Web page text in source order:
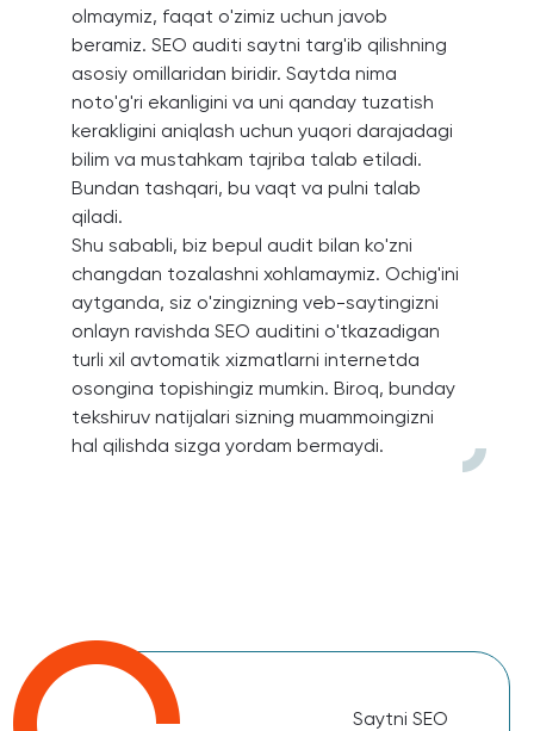
olmaymiz, faqat o'zimiz uchun javob
beramiz. SEO auditi saytni targ'ib qilishning
asosiy omillaridan biridir. Saytda nima
noto'g'ri ekanligini va uni qanday tuzatish
kerakligini aniqlash uchun yuqori darajadagi
bilim va mustahkam tajriba talab etiladi.
Bundan tashqari, bu vaqt va pulni talab
qiladi.
Shu sababli, biz bepul audit bilan ko'zni
changdan tozalashni xohlamaymiz. Ochig'ini
aytganda, siz o'zingizning veb-saytingizni
onlayn ravishda SEO auditini o'tkazadigan
turli xil avtomatik xizmatlarni internetda
osongina topishingiz mumkin. Biroq, bunday
tekshiruv natijalari sizning muammoingizni
hal qilishda sizga yordam bermaydi.
Saytni SEO